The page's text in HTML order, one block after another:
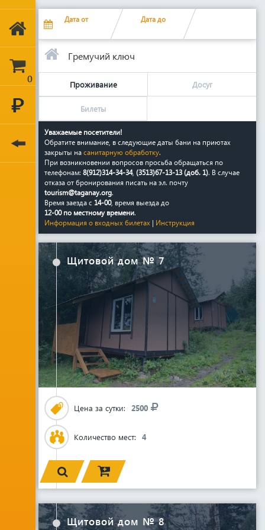
0
Датаот Дата до
Гремучий ключ
Проживание Досуг
Билеты
Уважаемые посетители!
Обратите внимание, в следующие даты бани на приютах
закрыты на санитарную обработку.
При возникновении вопросов просьба обращаться по
телефонам: 8(912)314-34-34, (3513)67-13-13 (доб. 1). В случае
отказа от бронирования писать на эл. почту
tourism@taganay.org.
Время заезда с 14-00, время выезда до
12-00 по местному времени.
Информация о входных билетах | Инструкция
Щитовой дом № 7
Цена за сутки: 2500
Количество мест: 4
Щитовой дом № 8